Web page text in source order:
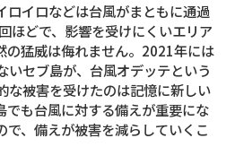
ロイロなどは台風がまともに通過
ほどで、影響を受けにくいエリア
の猛威は侮れません。2021年には
いセブ島が、台風オデッテという
な被害を受けたのは記憶に新しい
でも台風に対する備えが重要にな
で、備えが被害を減らしていくこ